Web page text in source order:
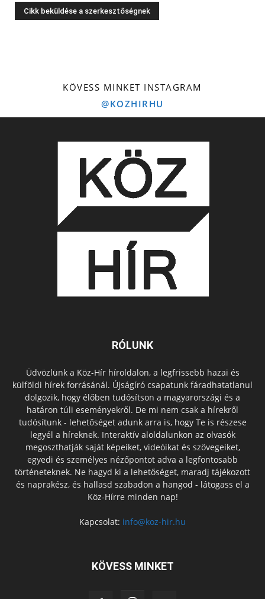
KÖVESS MINKET INSTAGRAM
@KOZHIRHU
RÓLUNK
Üdvözlünk a Köz-Hír híroldalon, a legfrissebb hazai és
külföldi hírek forrásánál. Újságíró csapatunk fáradhatatlanul
dolgozik, hogy élőben tudósítson a magyarországi és a
határon túli eseményekről. De mi nem csak a hírekről
tudósítunk - lehetőséget adunk arra is, hogy Te is részese
legyél a híreknek. Interaktív aloldalunkon az olvasók
megoszthatják saját képeiket, videóikat és szövegeiket,
egyedi és személyes nézőpontot adva a legfontosabb
történeteknek. Ne hagyd ki a lehetőséget, maradj tájékozott
és naprakész, és hallasd szabadon a hangod - látogass el a
Köz-Hírre minden nap!
Kapcsolat: info@koz-hir.hu
KÖVESS MINKET